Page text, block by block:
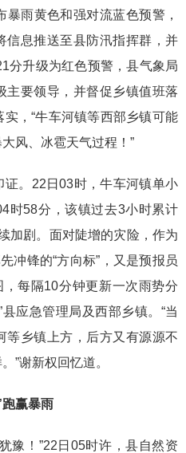
暴雨黄色和强对流蓝色预警 ，
信息推送至县防汛指挥群，并
分升级为红色预警，县气象局
主要领导，并督促乡镇值班落
，“牛车河镇等西部乡镇可能
风
冰雹天气过程 ！”
证。22 日03时，牛车河镇单小
时58分，该镇过去3小时累计
加剧。面对陡增的灾险， 作为
冲锋的“方向标”，又是预报员
，每隔10分钟更新一次雨势分
县应急管理局及西部乡镇。“当
等乡镇上方，后方又有源源不
”谢新权回忆道。
赢暴雨
豫 ！”22日 05时许，县自然资